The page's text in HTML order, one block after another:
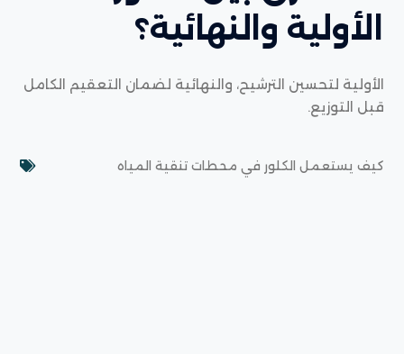
الأولية والنهائية؟
الأولية لتحسين الترشيح، والنهائية لضمان التعقيم الكامل
قبل التوزيع.
كيف يستعمل الكلور في محطات تنقية المياه